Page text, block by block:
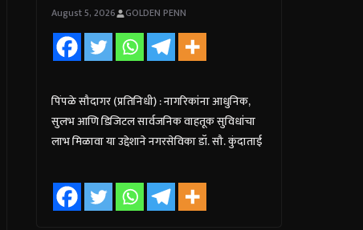
August 5, 2026 GOLDEN PENN
पिंपळे सौदागर (प्रतिनिधी) : नागरिकांना आधुनिक,
सुलभ आणि डिजिटल सार्वजनिक वाहतूक सुविधांचा
लाभ मिळावा या उद्देशाने नगरसेविका डॉ. सौ. कुंदाताई